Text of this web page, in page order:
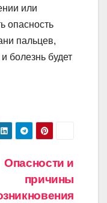
или
опасность
пальцев,
болезнь будет
Опасности и
причины